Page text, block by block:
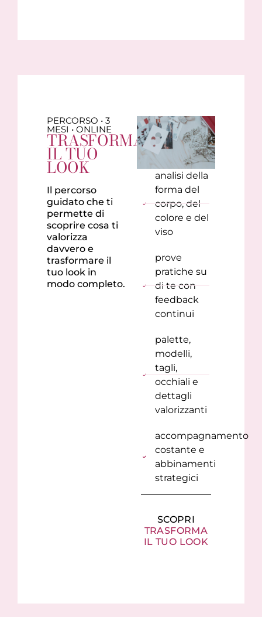
PERCORSO • 3
MESI • ONLINE
TRASFORMA
IL TUO
LOOK
Il percorso
guidato che ti
permette di
scoprire cosa ti
valorizza
davvero e
trasformare il
tuo look in
modo completo.
analisi della
forma del
corpo, del
colore e del
viso
prove
pratiche su
di te con
feedback
continui
palette,
modelli,
tagli,
occhiali e
dettagli
valorizzanti
accompagnamento
costante e
abbinamenti
strategici
SCOPRI
TRASFORMA
IL TUO LOOK